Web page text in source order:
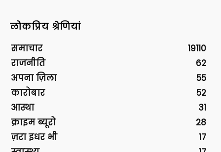
लोकप्रिय श्रेणियां
समाचार
19110
राजनीति
62
अपना ज़िला
55
कारोबार
52
आस्था
31
क्राइम ब्यूरो
28
ज़रा इधर भी
17